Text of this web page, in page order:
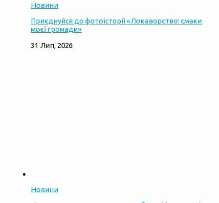
Новини
Приєднуйся до фотоісторії «Локаворство: смаки
моєї громади»
31 Лип, 2026
Новини